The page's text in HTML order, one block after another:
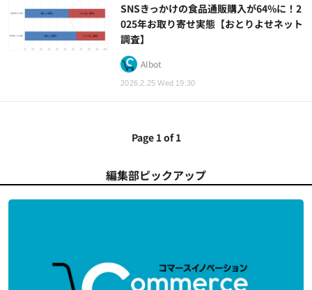
2026.2.25 Wed 19:30
SNSきっかけの食品通販購入が64%に！2
025年お取り寄せ実態【おとりよせネット
調査】
AIbot
Page 1 of 1
編集部ピックアップ